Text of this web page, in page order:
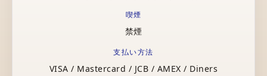
喫煙
禁煙
支払い方法
VISA / Mastercard / JCB / AMEX / Diners